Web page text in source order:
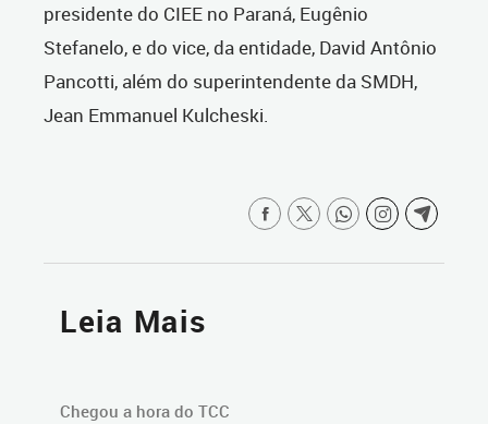
presidente do CIEE no Paraná, Eugênio
Stefanelo, e do vice, da entidade, David Antônio
Pancotti, além do superintendente da SMDH,
Jean Emmanuel Kulcheski.
Leia Mais
Chegou a hora do TCC